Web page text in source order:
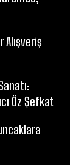
Öz Şefkat